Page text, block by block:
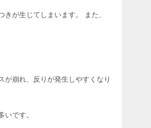
が生じてしまいます。 また、
が崩れ、反りが発生しやすくなり
です。